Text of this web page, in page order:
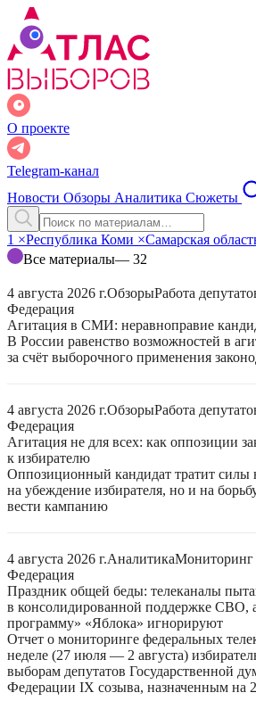
О проекте
Telegram-канал
Новости Обзоры Аналитика Сюжеты
1 ×Республика Коми ×Самарская
Все материалы— 32
4 августа 2026 г.ОбзорыРабота
Федерация
Агитация в СМИ: неравноправие
В России равенство возможностей в
за счёт выборочного применения
4 августа 2026 г.ОбзорыРабота
Федерация
Агитация не для всех: как оппозиции
к избирателю
Оппозиционный кандидат тратит силы
на убеждение избирателя, но и на
вести кампанию
4 августа 2026 г.АналитикаМониторинг
Федерация
Праздник общей беды: телеканалы
в консолидированной поддержке СВО,
программу» «Яблока» игнорируют
Отчет о мониторинге федеральных
неделе (27 июля — 2 августа)
выборам депутатов Государственной
Федерации IX созыва, назначенным на